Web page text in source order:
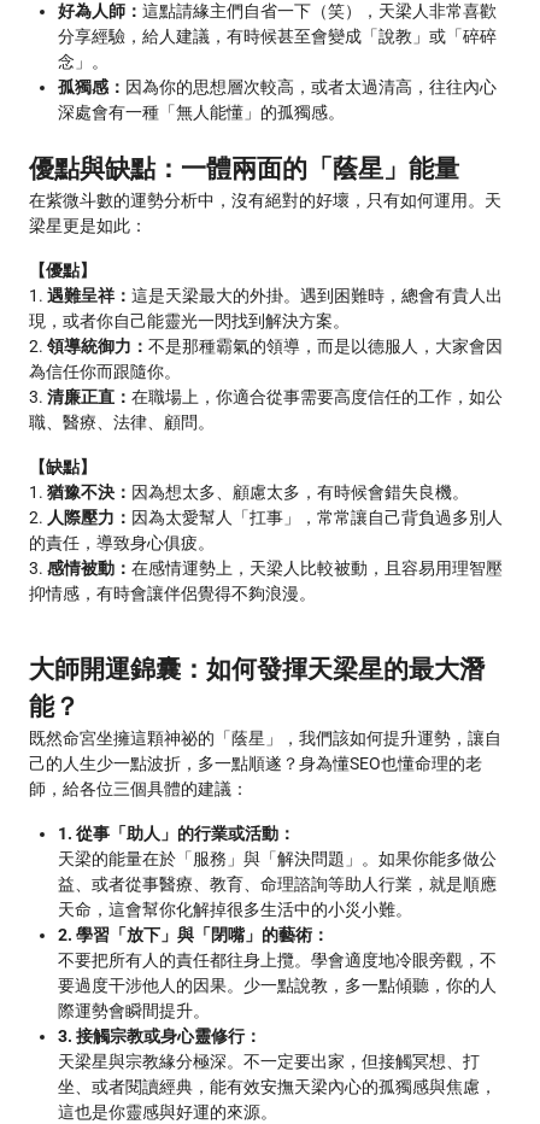
好為人師： 這點請緣主們自省一下（笑），天梁人非常喜歡
分享經驗，給人建議，有時候甚至會變成「說教」或「碎碎
念」。
孤獨感： 因為你的思想層次較高，或者太過清高，往往內心
深處會有一種「無人能懂」的孤獨感。
優點與缺點：一體兩面的「蔭星」能量
在紫微斗數的運勢分析中，沒有絕對的好壞，只有如何運用。天
梁星更是如此：
【優點】
1. 遇難呈祥： 這是天梁最大的外掛。遇到困難時，總會有貴人出
現，或者你自己能靈光一閃找到解決方案。
2. 領導統御力： 不是那種霸氣的領導，而是以德服人，大家會因
為信任你而跟隨你。
3. 清廉正直： 在職場上，你適合從事需要高度信任的工作，如公
職、醫療、法律、顧問。
【缺點】
1. 猶豫不決： 因為想太多、顧慮太多，有時候會錯失良機。
2. 人際壓力： 因為太愛幫人「扛事」，常常讓自己背負過多別人
的責任，導致身心俱疲。
3. 感情被動： 在感情運勢上，天梁人比較被動，且容易用理智壓
抑情感，有時會讓伴侶覺得不夠浪漫。
大師開運錦囊：如何發揮天梁星的最大潛
能？
既然命宮坐擁這顆神祕的「蔭星」，我們該如何提升運勢，讓自
己的人生少一點波折，多一點順遂？身為懂SEO也懂命理的老
師，給各位三個具體的建議：
1. 從事「助人」的行業或活動：
天梁的能量在於「服務」與「解決問題」。如果你能多做公
益、或者從事醫療、教育、命理諮詢等助人行業，就是順應
天命，這會幫你化解掉很多生活中的小災小難。
2. 學習「放下」與「閉嘴」的藝術：
不要把所有人的責任都往身上攬。學會適度地冷眼旁觀，不
要過度干涉他人的因果。少一點說教，多一點傾聽，你的人
際運勢會瞬間提升。
3. 接觸宗教或身心靈修行：
天梁星與宗教緣分極深。不一定要出家，但接觸冥想、打
坐、或者閱讀經典，能有效安撫天梁內心的孤獨感與焦慮，
這也是你靈感與好運的來源。